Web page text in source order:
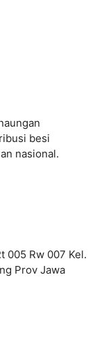
besi
nasional.
005 Rw 007 Kel.
Prov Jawa